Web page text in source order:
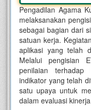
Pengadilan Agama
melaksanakan
sebagai bagian dari
satuan kerja.
aplikasi yang telah
Melalui pengisian
penilaian terhadap
indikator yang telah
satu upaya untuk
dalam evaluasi